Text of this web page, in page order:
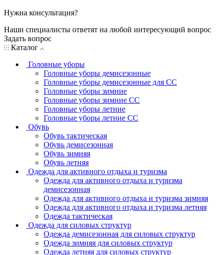
Нужна консультация?
Наши специалисты ответят на любой интересующий вопрос
Задать вопрос
Каталог
Головные уборы
Головные уборы демисезонные
Головные уборы демисезонные для СС
Головные уборы зимние
Головные уборы зимние СС
Головные уборы летние
Головные уборы летние СС
Обувь
Обувь тактическая
Обувь демисезонная
Обувь зимняя
Обувь летняя
Одежда для активного отдыха и туризма
Одежда для активного отдыха и туризма
демисезонная
Одежда для активного отдыха и туризма зимняя
Одежда для активного отдыха и туризма летняя
Одежда тактическая
Одежда для силовых структур
Одежда демисезонная для силовых структур
Одежда зимняя для силовых структур
Одежда летняя для силовых структур